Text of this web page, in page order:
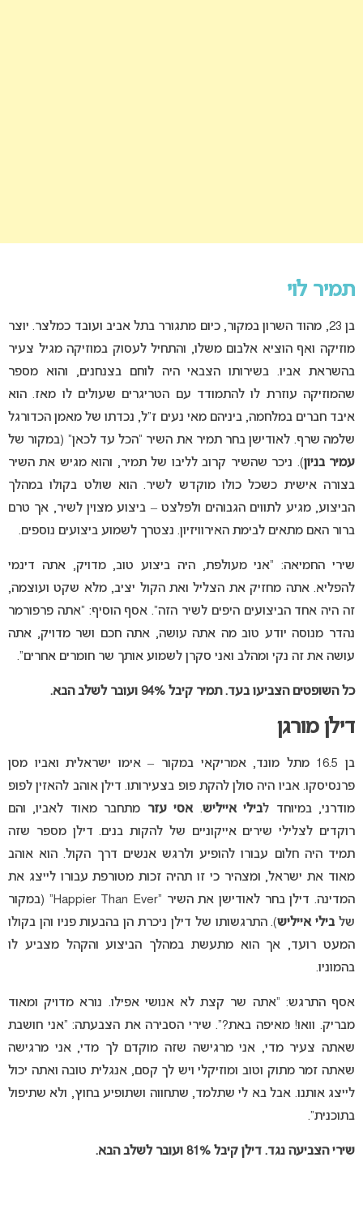
תמיר לוי
בן 23, מהוד השרון במקור, כיום מתגורר בתל אביב ועובד כמלצר. יוצר
מוזיקה ואף הוציא אלבום משלו, והתחיל לעסוק במוזיקה מגיל צעיר
בהשראת אביו. בשירותו הצבאי היה לוחם בצנחנים, והוא מספר
שהמוזיקה עוזרת לו להתמודד עם הטריגרים שעולים לו מאז. הוא
איבד חברים במלחמה, ביניהם מאי נעים ז”ל, נכדתו של מאמן הכדורגל
שלמה שרף. לאודישן בחר תמיר את השיר “הכל עד לכאן” (במקור של
עמיר בניון). ניכר שהשיר קרוב לליבו של תמיר, והוא מגיש את השיר
בצורה אישית כשכל כולו מוקדש לשיר. הוא שולט בקולו במהלך
הביצוע, מגיע לתווים הגבוהים ולפלצט – ביצוע מצוין לשיר, אך טרם
ברור האם מתאים לבימת האירוויזיון. נצטרך לשמוע ביצועים נוספים.
שירי החמיאה: “אני מעולפת, היה ביצוע טוב, מדויק, אתה דינמי
להפליא. אתה מחזיק את הצליל ואת הקול יציב, מלא שקט ועוצמה,
זה היה אחד הביצועים היפים לשיר הזה”. אסף הוסיף: “אתה פרפורמר
נהדר מנוסה יודע טוב מה אתה עושה, אתה חכם ושר מדויק, אתה
עושה את זה נקי ומהלב ואני סקרן לשמוע אותך שר חומרים אחרים”.
כל השופטים הצביעו בעד. תמיר קיבל 94% ועובר לשלב הבא.
דילן מורגן
בן 16.5 מתל מונד, אמריקאי במקור – אימו ישראלית ואביו מסן
פרנסיסקו. אביו היה סולן להקת פופ בצעירותו. דילן אוהב להאזין לפופ
מודרני, במיוחד לבילי אייליש. אסי עזרמתחבר מאוד לאביו, והם
רוקדים לצלילי שירים אייקוניים של להקות בנים. דילן מספר שזה
תמיד היה חלום עבורו להופיע ולרגש אנשים דרך הקול. הוא אוהב
מאוד את ישראל, ומצהיר כי זו תהיה זכות מטורפת עבורו לייצג את
המדינה. דילן בחר לאודישן את השיר “Happier Than Ever” (במקור
של בילי אייליש). התרגשותו של דילן ניכרת הן בהבעות פניו והן בקולו
המעט רועד, אך הוא מתעשת במהלך הביצוע והקהל מצביע לו
בהמוניו.
אסף התרגש: “אתה שר קצת לא אנושי אפילו. נורא מדויק ומאוד
מבריק. וואו! מאיפה באת?”. שירי הסבירה את הצבעתה: “אני חושבת
שאתה צעיר מדי, אני מרגישה שזה מוקדם לך מדי, אני מרגישה
שאתה זמר מתוק וטוב ומוזיקלי ויש לך קסם, אנגלית טובה ואתה יכול
לייצג אותנו. אבל בא לי שתלמד, שתחווה ושתופיע בחוץ, ולא שתיפול
בתוכנית”.
שירי הצביעה נגד. דילן קיבל 81% ועובר לשלב הבא.